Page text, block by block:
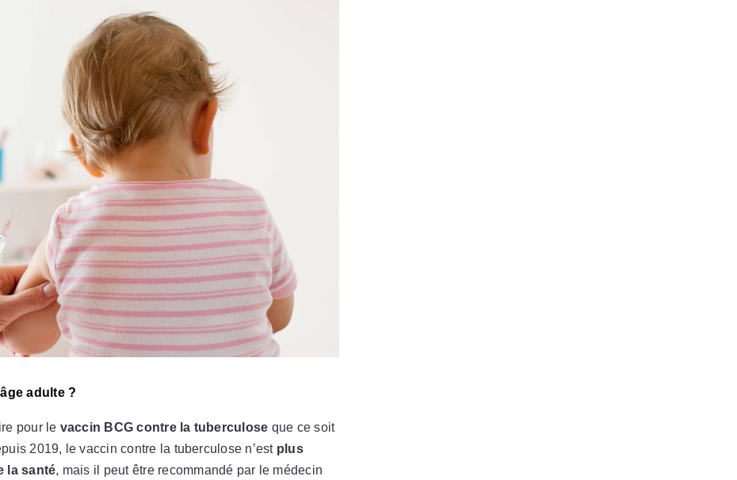
adulte ?
pour le vaccin BCG contre la tuberculose que ce soit
2019, le vaccin contre la tuberculose n’est plus
la santé, mais il peut être recommandé par le médecin